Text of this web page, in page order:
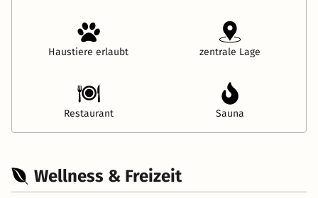
Haustiere erlaubt zentrale Lage
Restaurant Sauna
Wellness & Freizeit